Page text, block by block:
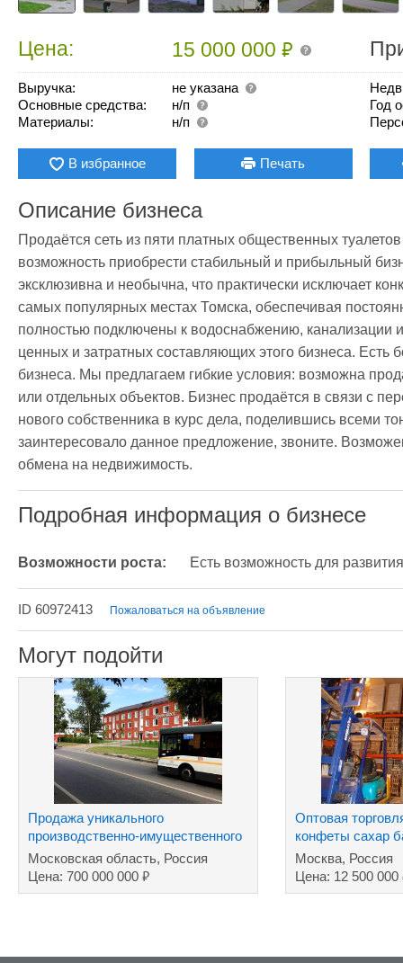
Цена: 15 000 000₽
Выручка:
не указана
Основные средства:
н/п
Материалы:
н/п
Год
В избранное Печать
Описание бизнеса
Продаётся сеть из пяти платных общественных
возможность приобрести стабильный и прибыльный
эксклюзивна и необычна, что практически исключает
самых популярных местах Томска, обеспечивая
полностью подключены к водоснабжению, канализации
ценных и затратных составляющих этого бизнеса. Есть
бизнеса. Мы предлагаем гибкие условия: возможна
или отдельных объектов. Бизнес продаётся в связи с
нового собственника в курс дела, поделившись всеми
заинтересовало данное предложение, звоните.
обмена на недвижимость.
Подробная информация о бизнесе
Возможности роста: Есть возможность для
ID 60972413 Пожаловаться на объявление
Могут подойти
Продажа уникального
производственно-имущественного
комплекса
Московская область, Россия
Цена: 700 000 000 ₽
Оптовая
конфеты сахар
Москва, Россия
Цена: 12 500 000